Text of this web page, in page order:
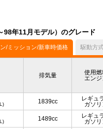
98年11月モデル）のグレード
/ミッション/新車時価格 駆動方
排気量
使用燃
エンジ
1839cc
レギュ
ガソリ
1489cc
レギュ
ガソリ